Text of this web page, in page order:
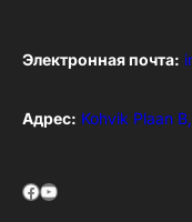
Электронная почта:
Адрес: Kohvik Plaan
Facebook YouTube